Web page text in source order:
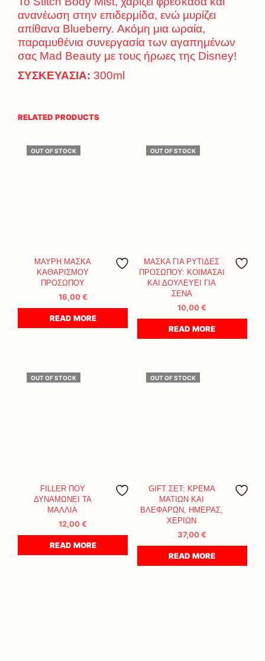
ανανέωση στην επιδερμίδα, ενώ μυρίζει
απίθανα Blueberry. Ακόμη μια ωραία,
παραμυθένια συνεργασία των αγαπημένων
σας Mad Beauty με τους ήρωες της Disney!
ΣΥΣΚΕΥΑΣΙΑ: 300ml
RELATED PRODUCTS
OUT OF STOCK
ΜΑΥΡΗ ΜΑΣΚΑ
ΚΑΘΑΡΙΣΜΟΥ
ΠΡΟΣΩΠΟΥ
16,00€
READ MORE
OUT OF STOCK
ΜΑΣΚΑ ΓΙΑ ΡΥΤΙΔΕΣ
ΠΡΟΣΩΠΟΥ: ΚΟΙΜΑΣΑΙ
ΚΑΙ ΔΟΥΛΕΥΕΙ ΓΙΑ
ΣΕΝΑ
10,00€
READ MORE
OUT OF STOCK
FILLER ΠΟΥ
ΔΥΝΑΜΩΝΕΙ ΤΑ
ΜΑΛΛΙΑ
12,00€
READ MORE
OUT OF STOCK
GIFT ΣΕΤ: ΚΡΕΜΑ
ΜΑΤΙΩΝ ΚΑΙ
ΒΛΕΦΑΡΩΝ, ΗΜΕΡΑΣ,
ΧΕΡΙΩΝ
37,00€
READ MORE